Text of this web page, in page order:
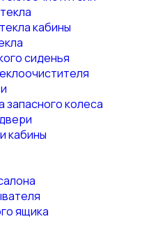
кабины
сиденья
колеса
кабины
ящика